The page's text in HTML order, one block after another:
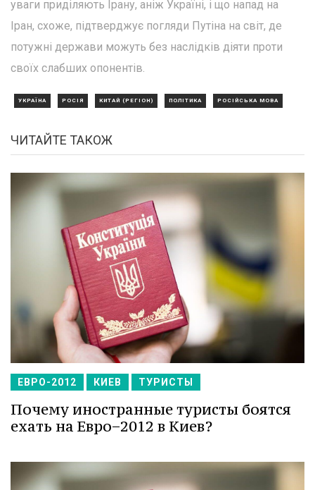
уваги приділяють Ірану, аніж Україні, і що напад на
Іран, схоже, підтверджує погляди Путіна на світ, де
потужні держави можуть без наслідків діяти проти
своїх слабших опонентів.
УКРАЇНА РОСІЯ КИТАЙ (РЕГІОН) ПОЛІТИКА РОСІЙСЬКА МОВА
ЧИТАЙТЕ ТАКОЖ
ЕВРО-2012 КИЕВ ТУРИСТЫ
Почему иностранные туристы боятся
ехать на Евро−2012 в Киев?